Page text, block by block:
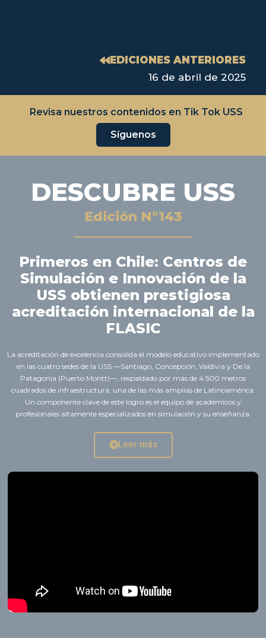
EDICIONES ANTERIORES
16 de abril de 2025
Revisa nuestros contenidos en Tik Tok USS
Síguenos
DESCUBRE USS
Edición N°143
Primeros en Chile: Centros de
Simulación e Innovación de la
USS obtienen prestigiosa
acreditación internacional de la
FLASIC
La acreditación de excelencia consolida el modelo educativo implementado
en las cuatro sedes de la USS —Santiago, Concepción, Valdivia y De la
Patagonia (Puerto Montt)—, respaldado por más de 4.500 metros
cuadrados de infraestructura, una de las más amplias de Latinoamérica.
Un componente clave de este logro es el equipo de académicos y
profesionales altamente especializados en simulación y su enseñanza.
Leer más